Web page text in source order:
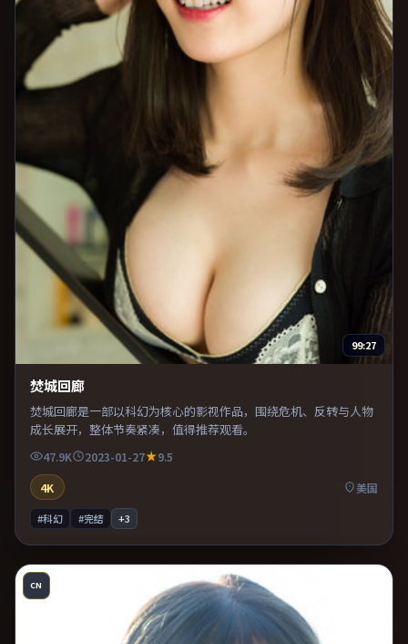
99:27
焚城回廊
焚城回廊是一部以科幻为核心的影视作品，围绕危机、反转与人物
成长展开，整体节奏紧凑，值得推荐观看。
47.9K 2023-01-27
9.5
4K
美国
#科幻 #完结 +3
CN